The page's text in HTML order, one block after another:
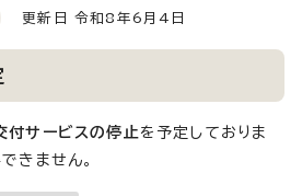
更新日 令和8年6月4日
付サービスの停止 を予定しておりま
きません。